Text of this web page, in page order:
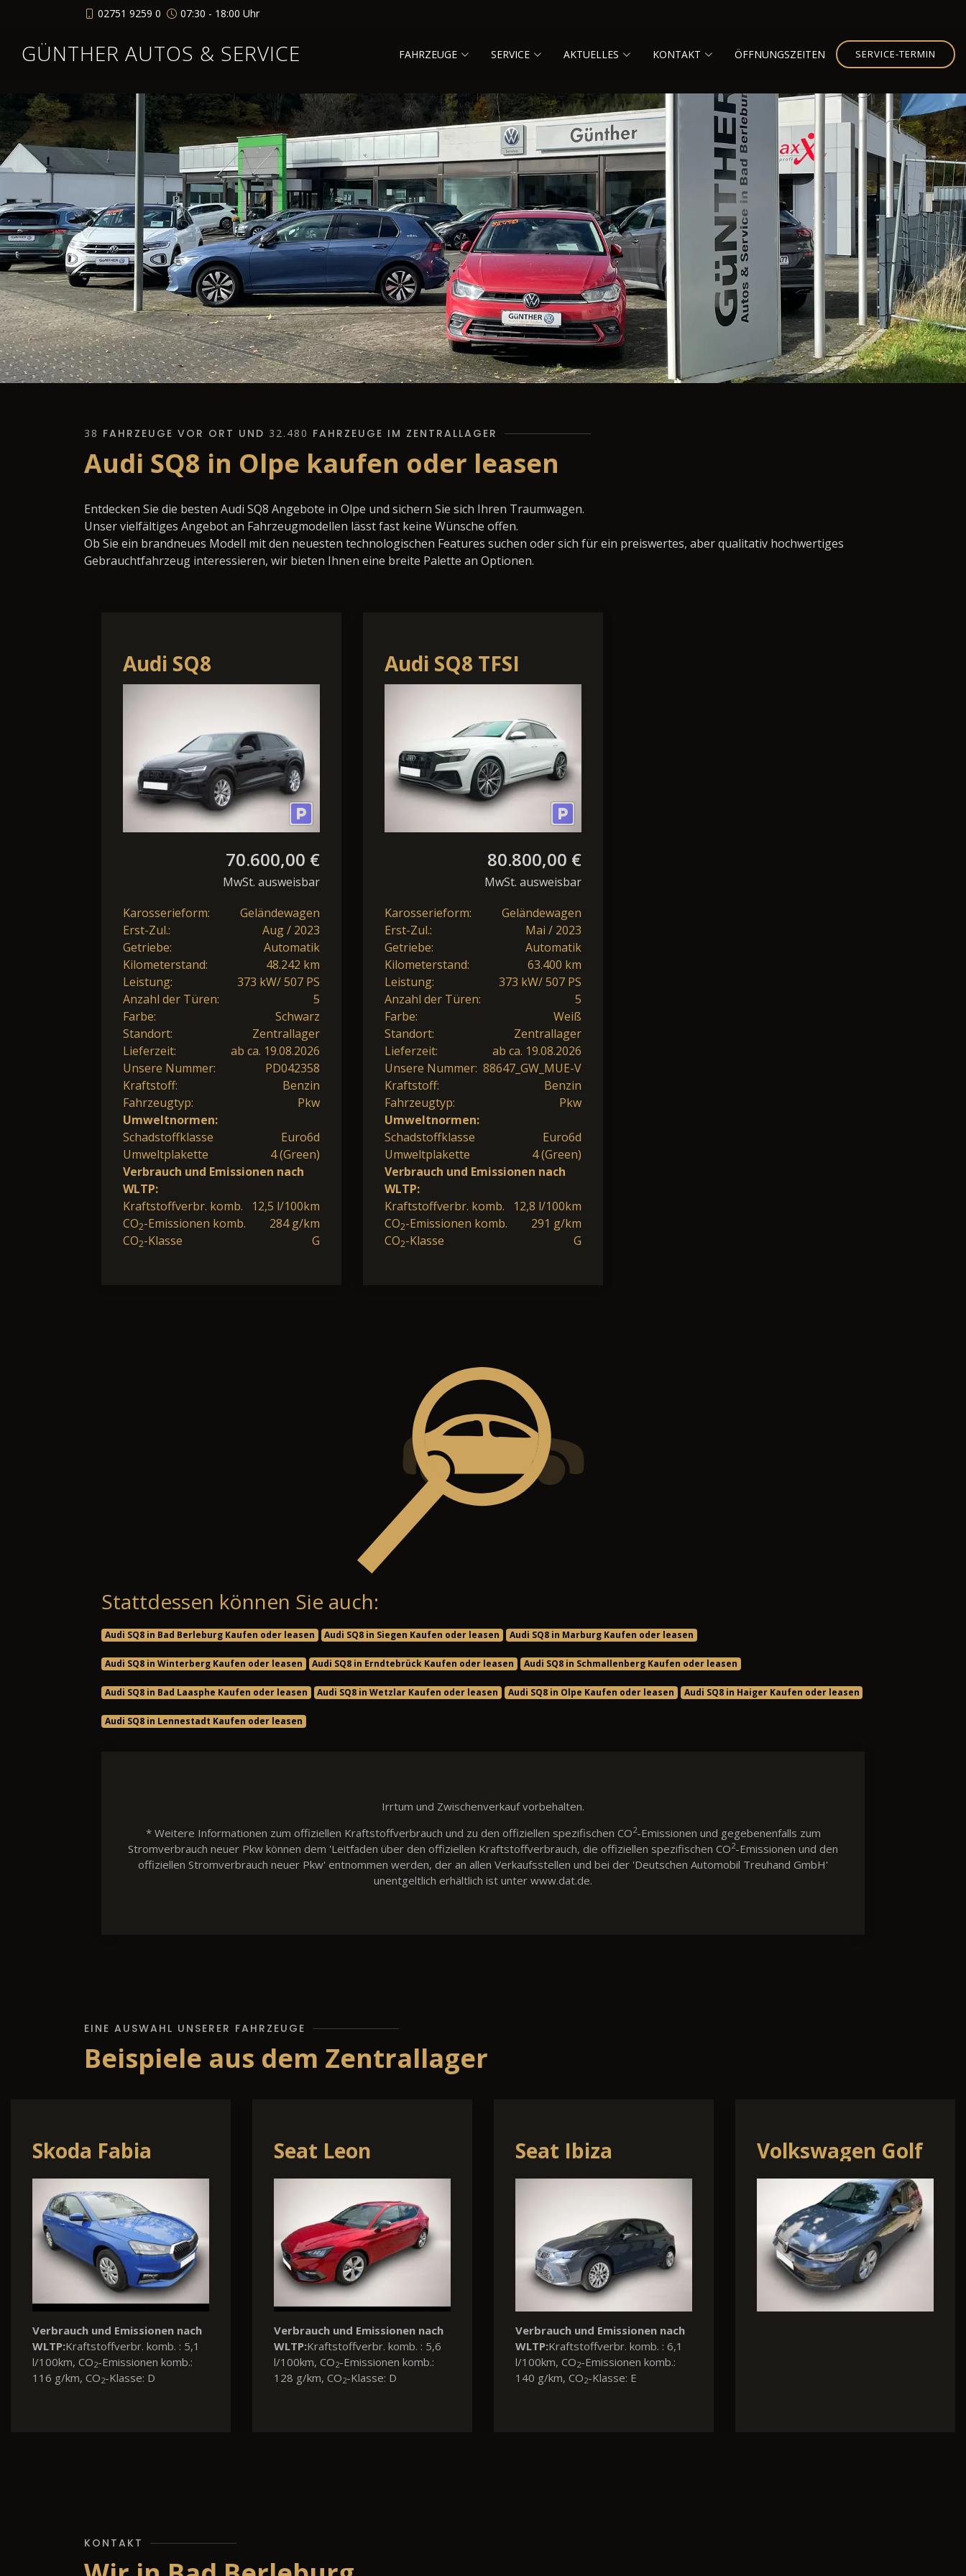
02751 9259 0 07:30 - 18:00 Uhr
GÜNTHER AUTOS & SERVICE FAHRZEUGE SERVICE AKTUELLES KONTAKT ÖFFNUNGSZEITEN SERVICE-TERMIN
38 FAHRZEUGE VOR ORT UND 32.480 FAHRZEUGE IM ZENTRALLAGER
Audi SQ8 in Olpe kaufen oder leasen
Entdecken Sie die besten Audi SQ8 Angebote in Olpe und sichern Sie sich Ihren Traumwagen.
Unser vielfältiges Angebot an Fahrzeugmodellen lässt fast keine Wünsche offen.
Ob Sie ein brandneues Modell mit den neuesten technologischen Features suchen oder sich für ein preiswertes, aber qualitativ hochwertiges
Gebrauchtfahrzeug interessieren, wir bieten Ihnen eine breite Palette an Optionen.
Audi SQ8
4.0TFSI*StandHzg
Luftfed el.Sitze
70.600,00 €
MwSt. ausweisbar
Karosserieform:
Geländewagen
Erst-Zul.:
Aug / 2023
Getriebe:
Automatik
Kilometerstand:
48.242 km
Leistung:
373 kW/ 507 PS
Anzahl der Türen:
5
Farbe:
Schwarz
Standort:
Zentrallager
Lieferzeit:
ab ca. 19.08.2026
Unsere Nummer:
PD042358
Kraftstoff:
Benzin
Fahrzeugtyp:
Pkw
Umweltnormen:
Schadstoffklasse
Euro6d
Umweltplakette
4 (Green)
Verbrauch und Emissionen nach
WLTP:
Kraftstoffverbr. komb.
12,5 l/100km
CO2-Emissionen komb.
284 g/km
CO2-Klasse G
Audi SQ8 TFSI
tiptronic STANDH
LEDER AHK
ALLRADLENKUN
80.800,00 €
MwSt. ausweisbar
Karosserieform:
Geländewagen
Erst-Zul.:
Mai / 2023
Getriebe:
Automatik
Kilometerstand:
63.400 km
Leistung:
373 kW/ 507 PS
Anzahl der Türen:
5
Farbe:
Weiß
Standort:
Zentrallager
Lieferzeit:
ab ca. 19.08.2026
Unsere Nummer: 88647_GW_MUE-V
Kraftstoff:
Benzin
Fahrzeugtyp:
Pkw
Umweltnormen:
Schadstoffklasse
Euro6d
Umweltplakette
4 (Green)
Verbrauch und Emissionen nach
WLTP:
Kraftstoffverbr. komb.
12,8 l/100km
CO2-Emissionen komb.
291 g/km
CO2-Klasse G
Stattdessen können Sie auch:
Audi SQ8 in Bad Berleburg Kaufen oder leasen Audi SQ8 in Siegen Kaufen oder leasen Audi SQ8 in Marburg Kaufen oder leasen
Audi SQ8 in Winterberg Kaufen oder leasen Audi SQ8 in Erndtebrück Kaufen oder leasen Audi SQ8 in Schmallenberg Kaufen oder leasen
Audi SQ8 in Bad Laasphe Kaufen oder leasen Audi SQ8 in Wetzlar Kaufen oder leasen Audi SQ8 in Olpe Kaufen oder leasen Audi SQ8 in Haiger Kaufen oder leasen
Audi SQ8 in Lennestadt Kaufen oder leasen
Irrtum und Zwischenverkauf vorbehalten.
* Weitere Informationen zum offiziellen Kraftstoffverbrauch und zu den offiziellen spezifischen CO2-Emissionen und gegebenenfalls zum
Stromverbrauch neuer Pkw können dem 'Leitfaden über den offiziellen Kraftstoffverbrauch, die offiziellen spezifischen CO2-Emissionen und den
offiziellen Stromverbrauch neuer Pkw' entnommen werden, der an allen Verkaufsstellen und bei der 'Deutschen Automobil Treuhand GmbH'
unentgeltlich erhältlich ist unter www.dat.de.
EINE AUSWAHL UNSERER FAHRZEUGE
Beispiele aus dem Zentrallager
Skoda Kodiaq
Verbrauch und Emissionen nach
WLTP:Kraftstoffverbr. komb. : 8,5
l/100km, CO2-Emissionen komb.:
193 g/km, CO2-Klasse: G
Ford Other
Volkswagen T-
Roc
Verbrauch und Emissionen nach
WLTP:Kraftstoffverbr. komb. : 5,8
l/100km, CO2-Emissionen komb.:
132 g/km, CO2-Klasse: D
Skoda Karoq
KONTAKT